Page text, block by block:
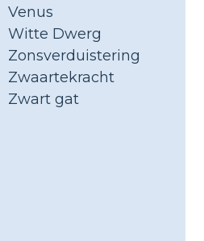
Venus
Witte Dwerg
Zonsverduistering
Zwaartekracht
Zwart gat